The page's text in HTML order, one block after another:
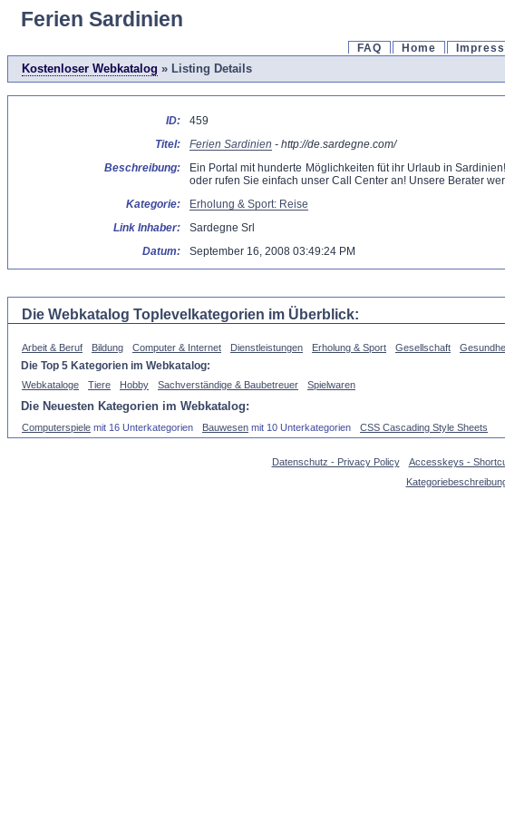
Ferien Sardinien
FAQ Home
Kostenloser Webkatalog » Listing Details
ID:
459
Titel:
Ferien Sardinien - http://de.sardegne.com/
Beschreibung:
Ein Portal mit hunderte Möglichkeiten füt ihr Urlaub in
oder rufen Sie einfach unser Call Center an! Unsere Berater
Kategorie:
Erholung & Sport: Reise
Link Inhaber:
Sardegne Srl
Datum:
September 16, 2008 03:49:24 PM
Die Webkatalog Toplevelkategorien im Überblick:
Arbeit & Beruf Bildung Computer & Internet Dienstleistungen Erholung & Sport Gesellschaft
Die Top 5 Kategorien im Webkatalog:
Webkataloge Tiere Hobby Sachverständige & Baubetreuer Spielwaren
Die Neuesten Kategorien im Webkatalog:
Computerspiele mit 16 Unterkategorien Bauwesen mit 10 Unterkategorien CSS Cascading Style Sheets
Datenschutz - Privacy Policy Accesskeys -